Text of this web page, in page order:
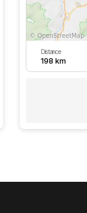
Distance
198 km